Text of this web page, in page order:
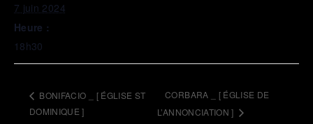
7 juin 2024
Heure :
18h30
BONIFACIO _ [ ÉGLISE ST
DOMINIQUE ]
CORBARA _ [ ÉGLISE DE
L’ANNONCIATION ]